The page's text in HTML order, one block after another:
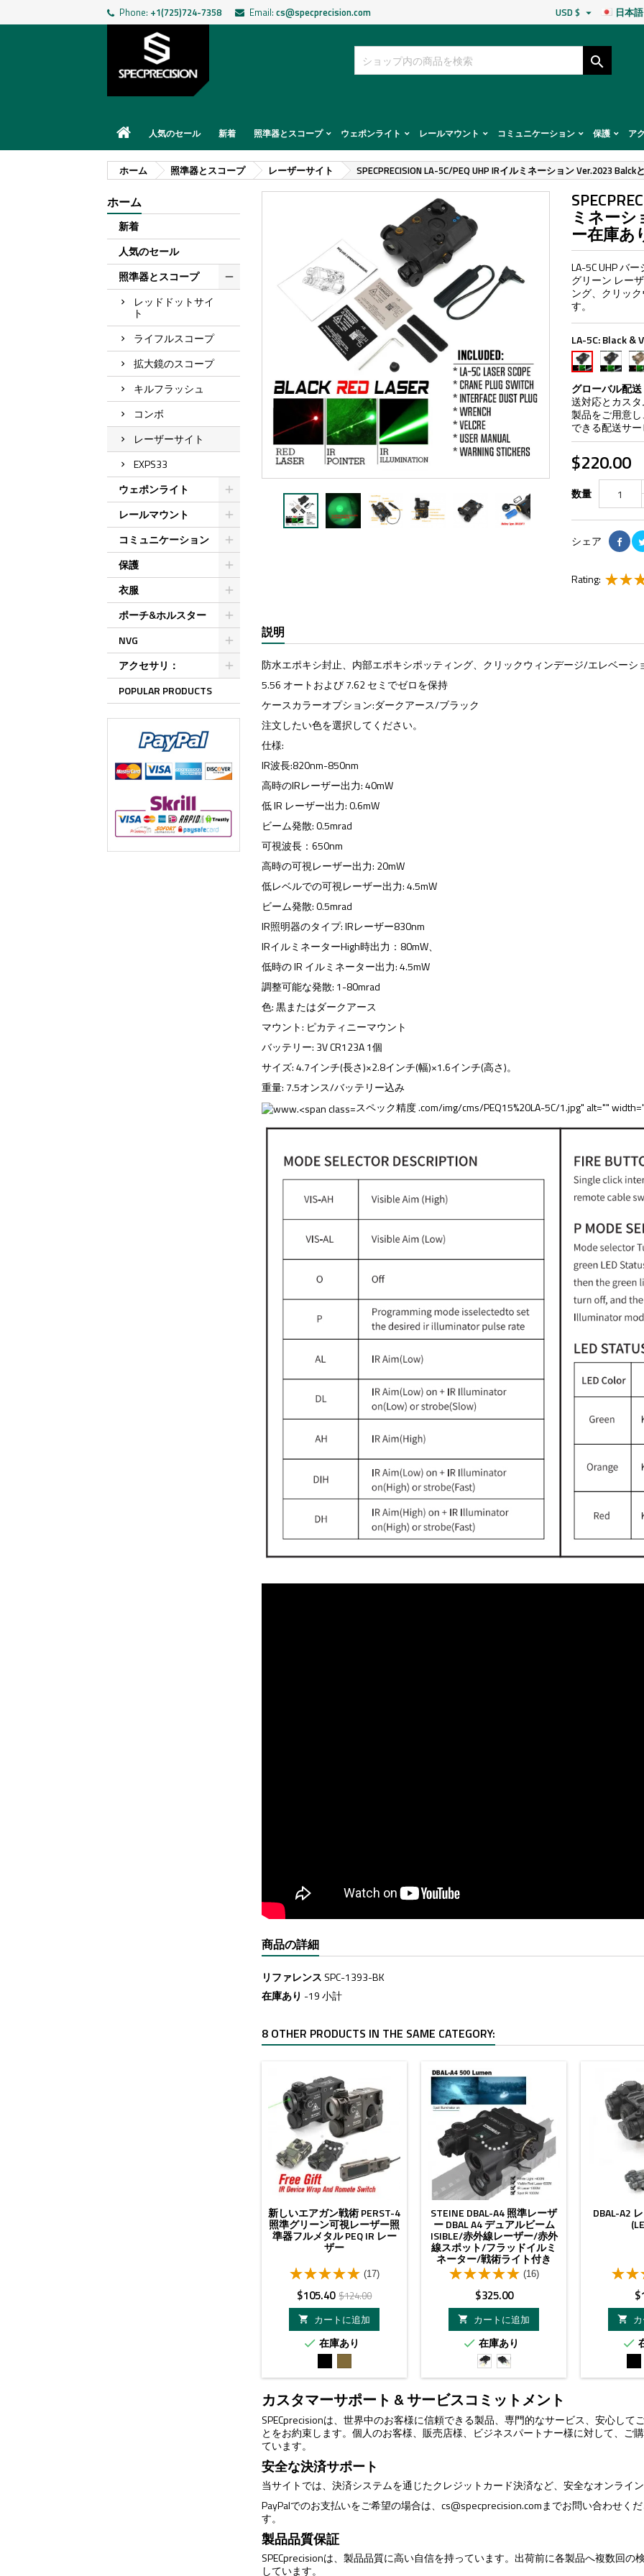
Phone: +1(725)724-7358 Email: cs@specprecision.com 日本語
USD $ 

人気のセール 新着 照準器とスコープ ウェポンライト レールマウント コミュニケーション 保護 ア
ホーム 照準器とスコープ レーザーサイト SPECPRECISION LA-5C/PEQ UHP IRイルミネーション Ver.2023
ホーム
新着
人気のセール
照準器とスコープ
レッドドットサイ
ト
ライフルスコープ
拡大鏡のスコープ
キルフラッシュ
コンボ
レーザーサイト
EXPS33
ウェポンライト
レールマウント
コミュニケーション
保護
衣服
ポーチ&ホルスター
NVG
アクセサリ：
POPULAR PRODUCTS
ミネーシ
ー在庫あ
LA-5C UHP バ
グリーン レー
ング、クリッ
す。
LA-5C:Black &
Black
&
Vis
Red
Laser
&
IR
&
IR
Laser
Black
&
Vis
Green
Laser
&
IR
&
IR
&
Vis
&
IR
&
IR
グローバル配
送対応とカス
製品をご用意し
できる配送サ
$220.00
数量
シェア
Rating:
説明
防水エポキシ封止、内部エポキシポッティング、クリックウィンデージ/エレベーシ
5.56 オートおよび 7.62 セミでゼロを保持
ケースカラーオプション:ダークアース/ブラック
注文したい色を選択してください。
仕様:
IR波長:820nm-850nm
高時のIRレーザー出力: 40mW
低 IR レーザー出力: 0.6mW
ビーム発散: 0.5mrad
可視波長：650nm
高時の可視レーザー出力: 20mW
低レベルでの可視レーザー出力: 4.5mW
ビーム発散: 0.5mrad
IR照明器のタイプ: IRレーザー830nm
IRイルミネーターHigh時出力：80mW、
低時の IR イルミネーター出力: 4.5mW
調整可能な発散: 1-80mrad
色: 黒またはダークアース
マウント: ピカティニーマウント
バッテリー: 3V CR123A 1個
サイズ: 4.7インチ(長さ)×2.8インチ(幅)×1.6インチ(高さ)。
重量: 7.5オンス/バッテリー込み
スペック精度 .com/img/cms/PEQ15%20LA-5C/1.jpg" alt=""
商品の詳細
リファレンス SPC-1393-BK
在庫あり -19 小計
8 OTHER PRODUCTS IN THE SAME CATEGORY:
新しいエアガン戦術 PERST-4
照準グリーン可視レーザー照
準器フルメタル PEQ IR レー
ザー
(17)
価
格
$105.40ベ
ー
ス
価
格
$124.00

カートに追加
 在庫あり
ラ
ク
STEINE DBAL-A4 照準レーザ
ー DBAL A4 デュアルビーム
ISIBLE/赤外線レーザー/赤外
線スポット/フラッドイルミ
ネーター/戦術ライト付き
(16)
価
格
$325.00

カートに追加
 在庫あり
Red
Laser&IR
Light&IR
Illuminator
Green
Laser&IR
Light&IR
Illuminator
DBAL-A2
価
格


ラ
カスタマーサポート & サービスコミットメント
SPECprecisionは、世界中のお客様に信頼できる製品、専門的なサービス、安心し
とをお約束します。個人のお客様、販売店様、ビジネスパートナー様に対して、ご
ています。
安全な決済サポート
当サイトでは、決済システムを通じたクレジットカード決済など、安全なオンライ
PayPalでのお支払いをご希望の場合は、cs@specprecision.comまでお問い合わせく
す。
製品品質保証
SPECprecisionは、製品品質に高い自信を持っています。出荷前に各製品へ複数回
しています。